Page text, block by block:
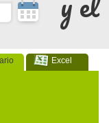
Excel